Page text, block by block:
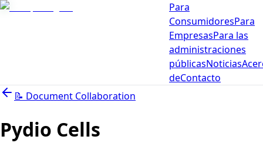
Para
ConsumidoresPara
EmpresasPara las
administraciones
públicasNoticias
deContacto
📝 Document Collaboration
Pydio Cells